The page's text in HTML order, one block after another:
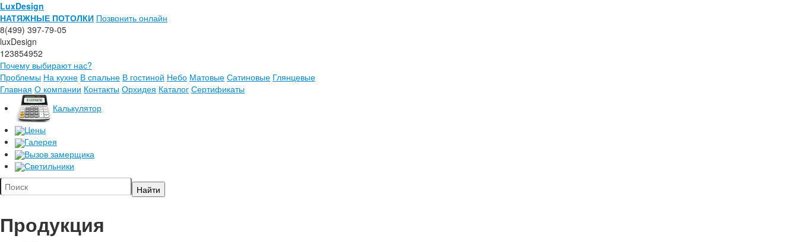
LuxDesign
НАТЯЖНЫЕ ПОТОЛКИ Позвонить онлайн
8(499) 397-79-05
luxDesign
123854952
Почему выбирают нас?
Проблемы На кухне В спальне В гостиной Небо Матовые Сатиновые Глянцевые
Главная О компании Контакты Орхидея Каталог Сертификаты
Калькулятор
Цены
Галерея
Вызов замерщика
Светильники
Продукция